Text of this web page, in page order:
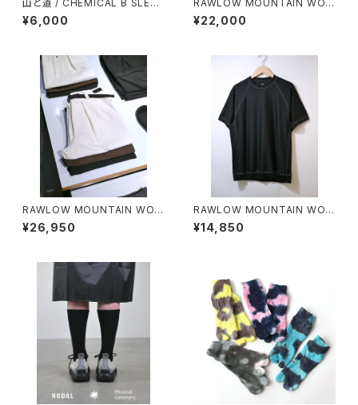
山と道 / CHEMICAL B SLEEV
ELESS（MEN）
¥6,000
RAWLOW MOUNTAIN WOR
KS / HIKER GURKHA PANTS
¥22,000
RAWLOW MOUNTAIN WOR
KS / HIKER BAKER PANTS
¥26,950
RAWLOW MOUNTAIN WOR
KS / DAD LITE CREW
¥14,850